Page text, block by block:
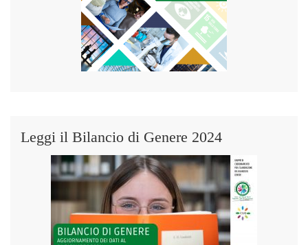
Leggi il Bilancio di Genere 2024